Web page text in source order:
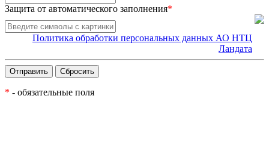
Защита от автоматического заполнения*
Политика обработки персональных данных АО НТЦ
Ландата
* - обязательные поля